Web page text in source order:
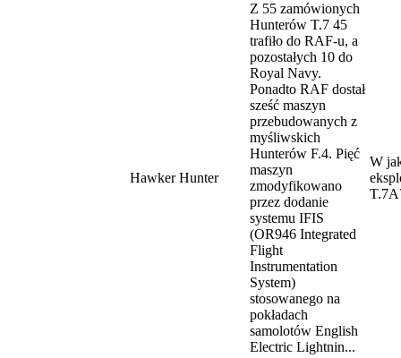
Hawker Hunter
Z 55 zamówionych
Hunterów T.7 45
trafiło do RAF-u, a
pozostałych 10 do
Royal Navy.
Ponadto RAF dostał
sześć maszyn
przebudowanych z
myśliwskich
Hunterów F.4. Pięć
maszyn
zmodyfikowano
przez dodanie
systemu IFIS
(OR946 Integrated
Flight
Instrumentation
System)
stosowanego na
pokładach
samolotów English
Electric Lightnin...
W